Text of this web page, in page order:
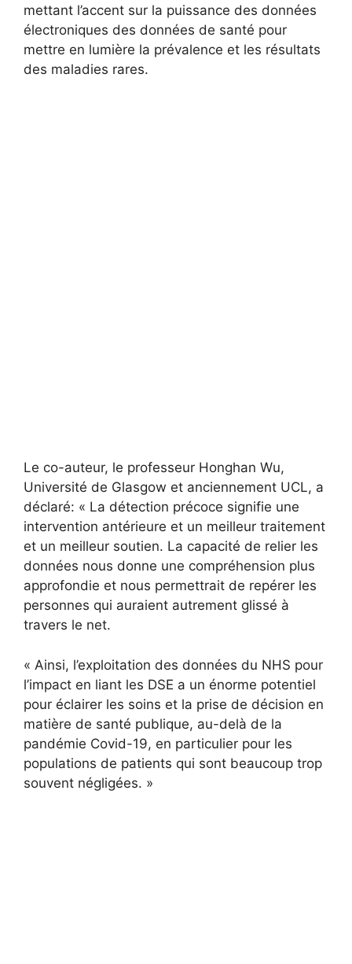
mettant l’accent sur la puissance des données
électroniques des données de santé pour
mettre en lumière la prévalence et les résultats
des maladies rares.
Le co-auteur, le professeur Honghan Wu,
Université de Glasgow et anciennement UCL, a
déclaré: « La détection précoce signifie une
intervention antérieure et un meilleur traitement
et un meilleur soutien. La capacité de relier les
données nous donne une compréhension plus
approfondie et nous permettrait de repérer les
personnes qui auraient autrement glissé à
travers le net.
« Ainsi, l’exploitation des données du NHS pour
l’impact en liant les DSE a un énorme potentiel
pour éclairer les soins et la prise de décision en
matière de santé publique, au-delà de la
pandémie Covid-19, en particulier pour les
populations de patients qui sont beaucoup trop
souvent négligées. »